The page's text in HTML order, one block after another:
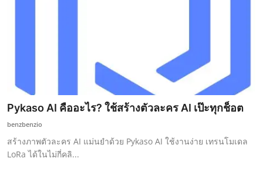
Pykaso AI คืออะไร? ใช้สร้างตัวละคร AI เป๊ะทุกช็อต
benzbenzio
สร้างภาพตัวละคร AI แม่นยำด้วย Pykaso AI ใช้งานง่าย เทรนโมเดล
LoRa ได้ในไม่กี่คลิ...